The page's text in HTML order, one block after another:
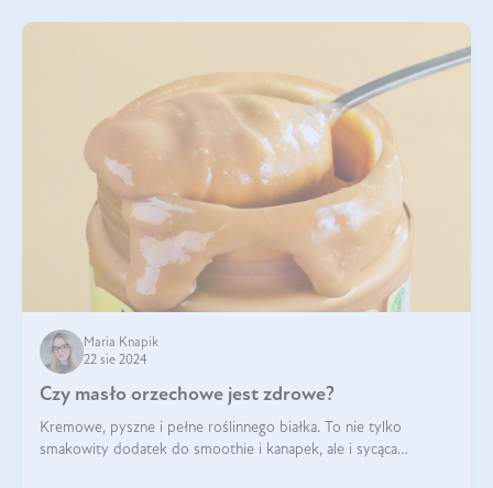
Maria Knapik
22 sie 2024
Czy masło orzechowe jest zdrowe?
Kremowe, pyszne i pełne roślinnego białka. To nie tylko
smakowity dodatek do smoothie i kanapek, ale i sycąca